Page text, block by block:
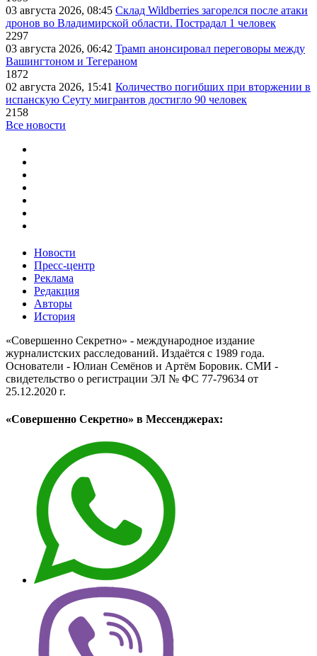
03 августа 2026, 08:45 Склад Wildberries загорелся после атаки
дронов во Владимирской области. Пострадал 1 человек
2297
03 августа 2026, 06:42 Трамп анонсировал переговоры между
Вашингтоном и Тегераном
1872
02 августа 2026, 15:41 Количество погибших при вторжении в
испанскую Сеуту мигрантов достигло 90 человек
2158
Все новости
Новости
Пресс-центр
Реклама
Редакция
Авторы
История
«Совершенно Секретно» - международное издание
журналистских расследований. Издаётся с 1989 года.
Основатели - Юлиан Семёнов и Артём Боровик. CМИ -
свидетельство о регистрации ЭЛ № ФС 77-79634 от
25.12.2020 г.
«Совершенно Секретно» в Мессенджерах: